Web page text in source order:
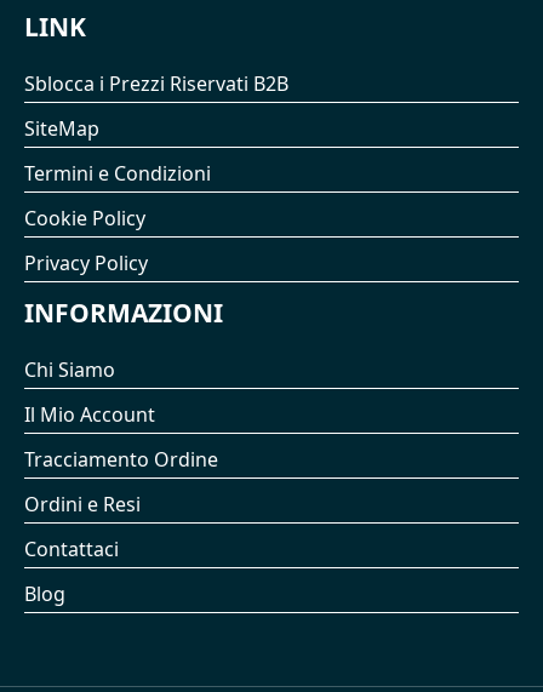
LINK
Sblocca i Prezzi Riservati B2B
SiteMap
Termini e Condizioni
Cookie Policy
Privacy Policy
INFORMAZIONI
Chi Siamo
Il Mio Account
Tracciamento Ordine
Ordini e Resi
Contattaci
Blog